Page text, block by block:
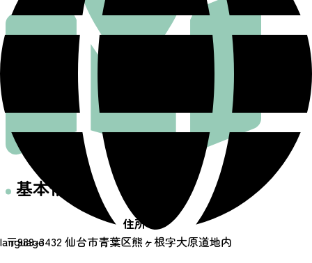
language
基本情報
住所
〒989-3432 仙台市青葉区熊ヶ根字大原道地内